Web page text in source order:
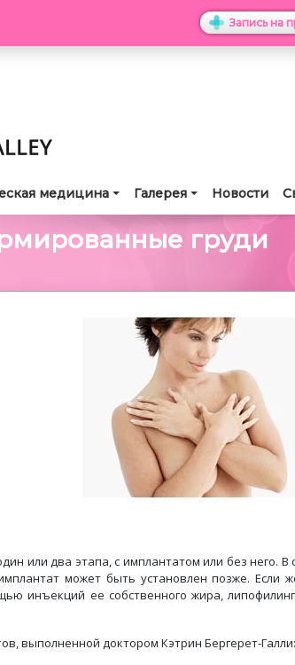
Запись на
медицина Галерея Новости
груди
или два этапа, с имплантатом или без него. В
может быть установлен позже. Если
инъекций ее собственного жира,
выполненной доктором Кэтрин Бергерет-Галли: